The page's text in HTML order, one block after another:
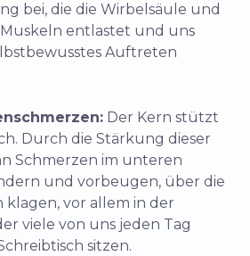
bei, die die Wirbelsäule und
entlastet und uns
Auftreten
Der Kern stützt
Durch die Stärkung dieser
Schmerzen im unteren
und vorbeugen, über die
klagen, vor allem in der
viele von uns jeden Tag
sitzen.